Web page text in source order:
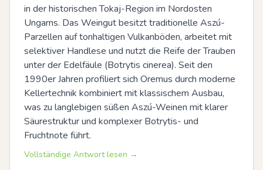
in der historischen Tokaj-Region im Nordosten
Ungarns. Das Weingut besitzt traditionelle Aszú-
Parzellen auf tonhaltigen Vulkanböden, arbeitet mit
selektiver Handlese und nutzt die Reife der Trauben
unter der Edelfäule (Botrytis cinerea). Seit den
1990er Jahren profiliert sich Oremus durch moderne
Kellertechnik kombiniert mit klassischem Ausbau,
was zu langlebigen süßen Aszú-Weinen mit klarer
Säurestruktur und komplexer Botrytis- und
Fruchtnote führt.
Vollständige Antwort lesen →